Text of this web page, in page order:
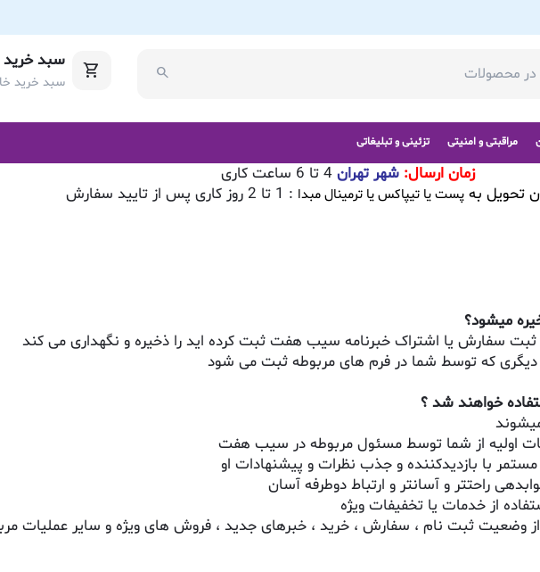
سبد خرید
سبد خرید
مراقبتی و امنیتی تزئینی و تبلیغاتی
زمان ارسال:شهر تهران 4 تا 6 ساعت کاری
تحویل بهپست یا تیپاکس یا ترمینال مبدا : 1 تا 2 روز کاری پس از تایید سفارش
میشود؟
دیگری که توسط شما در فرم های مربوطه ثبت می شود
خواهند شد ؟
اولیه از شما توسط مسئول مربوطه در سیب هفت
با بازدیدکننده و جذب نظرات و پیشنهادات او
راحتتر و آسانتر و ارتباط دوطرفه آسان
از خدمات یا تخفیفات ویژه
از وضعیت ثبت نام ، سفارش ، خرید ، خبرهای جدید ، فروش های ویژه و سایر عملیات